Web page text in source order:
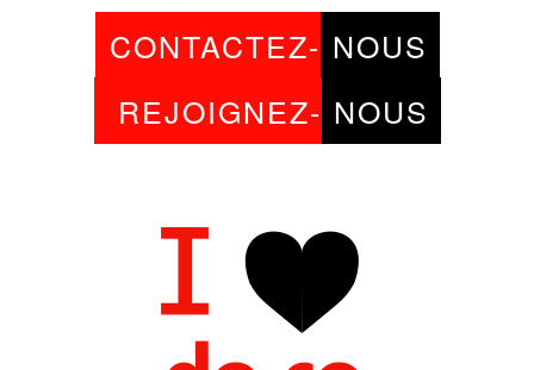
CONTACTEZ- NOUS
REJOIGNEZ- NOUS